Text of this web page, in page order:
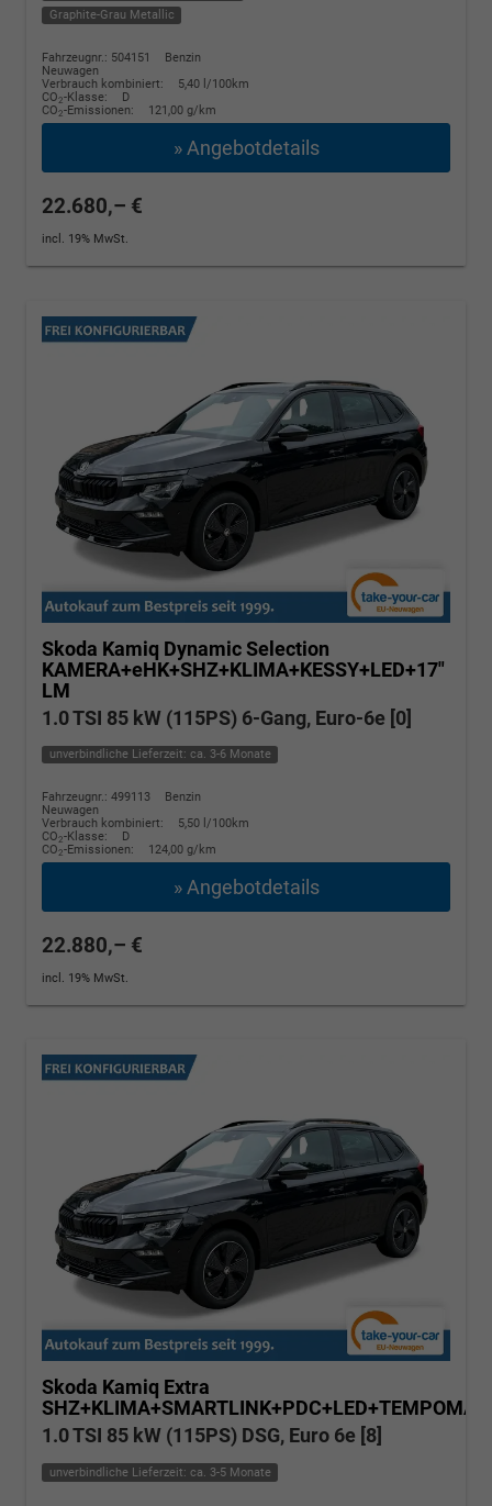
Graphite-Grau Metallic
Fahrzeugnr.: 504151
Benzin
Neuwagen
Verbrauch kombiniert:
5,40 l/100km
CO2-Klasse:
D
CO2-Emissionen: 121,00 g/km
» Angebotdetails
22.680,– €
incl. 19% MwSt.
Skoda Kamiq Dynamic Selection
KAMERA+eHK+SHZ+KLIMA+KESSY+LED+17"
LM
1.0 TSI 85 kW (115PS) 6-Gang, Euro-6e [0]
unverbindliche Lieferzeit: ca. 3-6 Monate
Fahrzeugnr.: 499113
Benzin
Neuwagen
Verbrauch kombiniert:
5,50 l/100km
CO2-Klasse:
D
CO2-Emissionen: 124,00 g/km
» Angebotdetails
22.880,– €
incl. 19% MwSt.
Skoda Kamiq Extra
SHZ+KLIMA+SMARTLINK+PDC+LED+TEMPOMAT
1.0 TSI 85 kW (115PS) DSG, Euro 6e [8]
unverbindliche Lieferzeit: ca. 3-5 Monate